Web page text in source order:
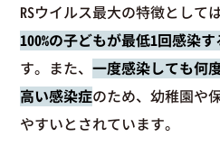
RSウイルス最大の特徴として
100%の子どもが最低1回感染す
す。また、一度感染しても何
高い感染症のため、幼稚園や
やすいとされています。